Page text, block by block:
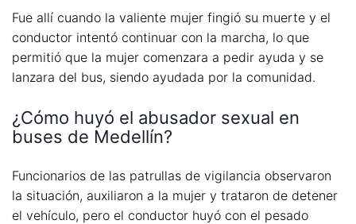
Fue allí cuando la valiente mujer fingió su muerte y el
conductor intentó continuar con la marcha, lo que
permitió que la mujer comenzara a pedir ayuda y se
lanzara del bus, siendo ayudada por la comunidad.
¿Cómo huyó el abusador sexual en
buses de Medellín?
Funcionarios de las patrullas de vigilancia observaron
la situación, auxiliaron a la mujer y trataron de detener
el vehículo, pero el conductor huyó con el pesado